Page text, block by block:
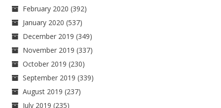
February 2020 (392)
January 2020 (537)
December 2019 (349)
November 2019 (337)
October 2019 (230)
September 2019 (339)
August 2019 (237)
July 2019 (235)